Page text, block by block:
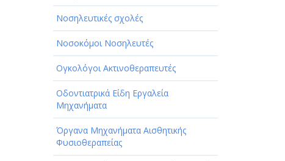
Νοσηλευτικές σχολές
Νοσοκόμοι Νοσηλευτές
Ογκολόγοι Ακτινοθεραπευτές
Οδοντιατρικά Είδη Εργαλεία
Μηχανήματα
Όργανα Μηχανήματα Αισθητικής
Φυσιοθεραπείας